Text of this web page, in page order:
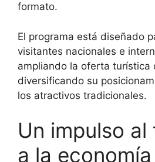
formato.
El programa está diseñado
visitantes nacionales e
ampliando la oferta turística
diversificando su
los atractivos tradicionales.
Un impulso
a la